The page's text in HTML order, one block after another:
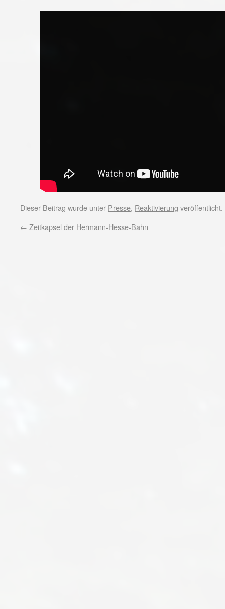
Dieser Beitrag wurde unter Presse, Reaktivierung
← Zeitkapsel der Hermann-Hesse-Bahn